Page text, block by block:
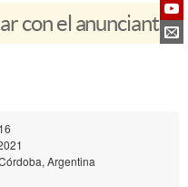
con el anunciante
Argentina